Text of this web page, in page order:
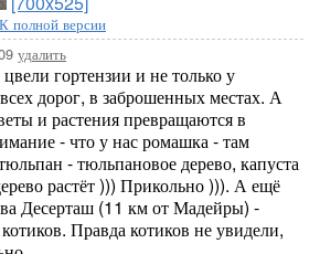
К полной версии
удалить
гортензии и не только у
дорог, в заброшенных местах. А
и растения превращаются в
- что у нас ромашка - там
- тюльпановое дерево, капуста
растёт ))) Прикольно ))). А ещё
Десерташ (11 км от Мадейры) -
Правда котиков не увидели,